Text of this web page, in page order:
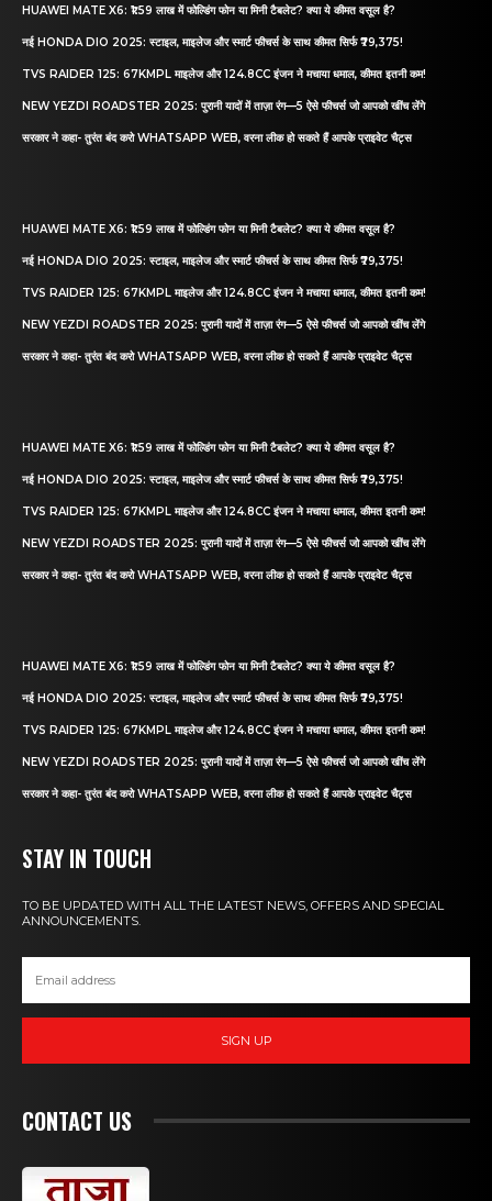
HUAWEI MATE X6: ₹1.59 लाख में फोल्डिंग फोन या मिनी टैबलेट? क्या ये कीमत वसूल है?
नई HONDA DIO 2025: स्टाइल, माइलेज और स्मार्ट फीचर्स के साथ कीमत सिर्फ ₹79,375!
TVS RAIDER 125: 67KMPL माइलेज और 124.8CC इंजन ने मचाया धमाल, कीमत इतनी कम!
NEW YEZDI ROADSTER 2025: पुरानी यादों में ताज़ा रंग—5 ऐसे फीचर्स जो आपको खींच लेंगे
सरकार ने कहा- तुरंत बंद करो WHATSAPP WEB, वरना लीक हो सकते हैं आपके प्राइवेट चैट्स
HUAWEI MATE X6: ₹1.59 लाख में फोल्डिंग फोन या मिनी टैबलेट? क्या ये कीमत वसूल है?
नई HONDA DIO 2025: स्टाइल, माइलेज और स्मार्ट फीचर्स के साथ कीमत सिर्फ ₹79,375!
TVS RAIDER 125: 67KMPL माइलेज और 124.8CC इंजन ने मचाया धमाल, कीमत इतनी कम!
NEW YEZDI ROADSTER 2025: पुरानी यादों में ताज़ा रंग—5 ऐसे फीचर्स जो आपको खींच लेंगे
सरकार ने कहा- तुरंत बंद करो WHATSAPP WEB, वरना लीक हो सकते हैं आपके प्राइवेट चैट्स
HUAWEI MATE X6: ₹1.59 लाख में फोल्डिंग फोन या मिनी टैबलेट? क्या ये कीमत वसूल है?
नई HONDA DIO 2025: स्टाइल, माइलेज और स्मार्ट फीचर्स के साथ कीमत सिर्फ ₹79,375!
TVS RAIDER 125: 67KMPL माइलेज और 124.8CC इंजन ने मचाया धमाल, कीमत इतनी कम!
NEW YEZDI ROADSTER 2025: पुरानी यादों में ताज़ा रंग—5 ऐसे फीचर्स जो आपको खींच लेंगे
सरकार ने कहा- तुरंत बंद करो WHATSAPP WEB, वरना लीक हो सकते हैं आपके प्राइवेट चैट्स
HUAWEI MATE X6: ₹1.59 लाख में फोल्डिंग फोन या मिनी टैबलेट? क्या ये कीमत वसूल है?
नई HONDA DIO 2025: स्टाइल, माइलेज और स्मार्ट फीचर्स के साथ कीमत सिर्फ ₹79,375!
TVS RAIDER 125: 67KMPL माइलेज और 124.8CC इंजन ने मचाया धमाल, कीमत इतनी कम!
NEW YEZDI ROADSTER 2025: पुरानी यादों में ताज़ा रंग—5 ऐसे फीचर्स जो आपको खींच लेंगे
सरकार ने कहा- तुरंत बंद करो WHATSAPP WEB, वरना लीक हो सकते हैं आपके प्राइवेट चैट्स
STAY IN TOUCH
TO BE UPDATED WITH ALL THE LATEST NEWS, OFFERS AND SPECIAL
ANNOUNCEMENTS.
SIGN UP
CONTACT US